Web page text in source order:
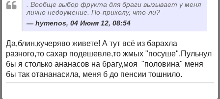
. Вообще выбор фрукта для браги вызывает у меня
лично недоумение. По-приколу, что-ли?
hymenos, 04 Июня 12, 08:54
Да,блин,кучеряво живете! А тут всё из барахла
разного,то сахар подешевле,то жмых "посуше".Пульнул
бы я столько ананасов на брагу,моя "половина" меня
бы так отананасила, меня б до пенсии тошнило.